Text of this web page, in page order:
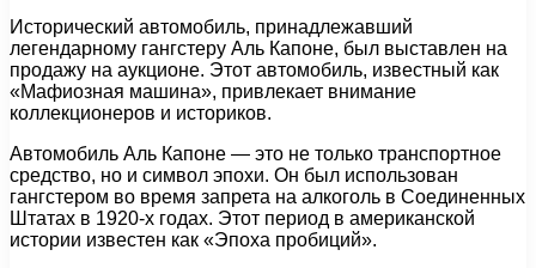
Исторический автомобиль, принадлежавший
легендарному гангстеру Аль Капоне, был выставлен на
продажу на аукционе. Этот автомобиль, известный как
«Мафиозная машина», привлекает внимание
коллекционеров и историков.
Автомобиль Аль Капоне — это не только транспортное
средство, но и символ эпохи. Он был использован
гангстером во время запрета на алкоголь в Соединенных
Штатах в 1920-х годах. Этот период в американской
истории известен как «Эпоха пробиций».